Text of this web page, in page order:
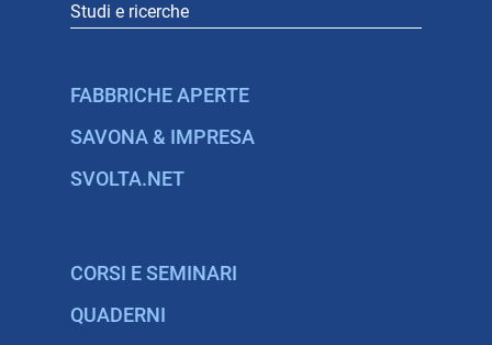
Studi e ricerche
FABBRICHE APERTE
SAVONA & IMPRESA
SVOLTA.NET
CORSI E SEMINARI
QUADERNI